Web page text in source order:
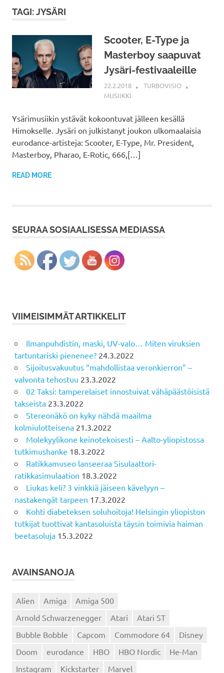
TAGI: JYSÄRI
Scooter, E-Type ja
Masterboy saapuvat
Jysäri-festivaaleille
22.2.2018
TURBOVISIO
MUSIIKKI
Ysärimusiikin ystävät kokoontuvat jälleen kesällä
Himokselle. Jysäri on julkistanyt joukon ulkomaalaisia
eurodance-artisteja: Scooter, E-Type, Mr. President,
Masterboy, Pharao, E-Rotic, 666,[…]
READ MORE
SEURAA SOSIAALISESSA MEDIASSA
VIIMEISIMMÄT ARTIKKELIT
Ilmanpuhdistin, maski, UV-valo… Miten viruksien
tartuntariski pienenee? 24.3.2022
Sijoitusvakuutus “mahdollistaa veronkierron” –
valvonta tehostuu 23.3.2022
02 Taksi: tamperelaiset innostuivat vähäpäästöisistä
takseista 23.3.2022
Stereonäkö on kyky nähdä maailma
kolmiulotteisena 21.3.2022
Molekyylikone keinotekoisesti – Aalto-yliopistossa
tutkimushanke 18.3.2022
Ratikkamuseo lanseeraa Sisulaattori-
ratikkasimulaation 18.3.2022
Liukas keli? 3 vinkkiä jäiseen kävelyyn –
nastakengät tarpeen 17.3.2022
Kohti diabeteksen soluhoitoja! Helsingin yliopiston
tutkijat tuottivat kantasoluista täysin toimivia haiman
beetasoluja 15.3.2022
AVAINSANOJA
Alien Amiga
Amiga 500
Arnold Schwarzenegger
Atari
Atari ST
Bubble Bobble
Capcom Commodore 64
Disney
Doom
eurodance HBO HBO Nordic
He-Man
Instagram
Kickstarter Marvel